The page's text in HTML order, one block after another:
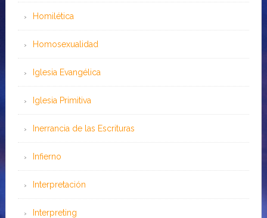
Homilética
Homosexualidad
Iglesia Evangélica
Iglesia Primitiva
Inerrancia de las Escrituras
Infierno
Interpretación
Interpreting